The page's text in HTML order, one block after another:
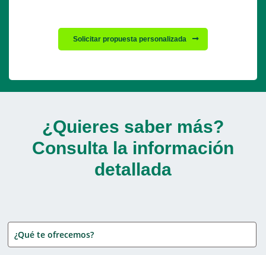
Solicitar propuesta personalizada
¿Quieres saber más?
Consulta la información
detallada
¿Qué te ofrecemos?